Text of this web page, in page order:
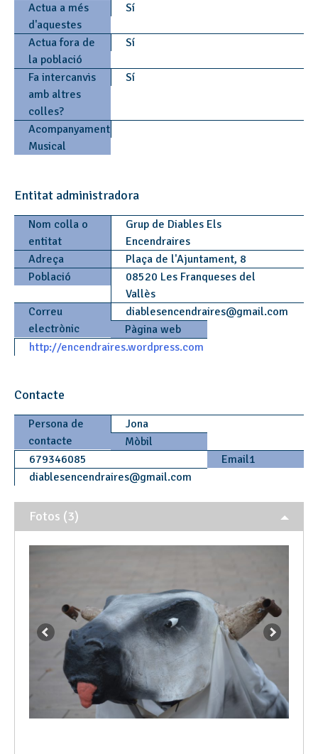
Actua a més
d'aquestes
Sí
Actua fora de
la població
Sí
Fa intercanvis
amb altres
colles?
Sí
Acompanyament
Musical
Entitat administradora
Nom colla o
entitat
Grup de Diables Els
Encendraires
Adreça
Plaça de l'Ajuntament, 8
Població
08520 Les Franqueses del
Vallès
Correu
electrònic
diablesencendraires@gmail.com
Pàgina web
http://encendraires.wordpress.com
Contacte
Persona de
contacte
Jona
Mòbil
679346085
Email1
diablesencendraires@gmail.com
Fotos (3)